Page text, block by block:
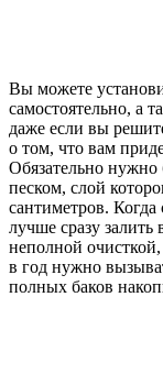
Вы можете
самостоятельно, а
даже если вы
о том, что вам
Обязательно нужно
песком, слой
сантиметров. Когда
лучше сразу залить
неполной
в год нужно
полных баков